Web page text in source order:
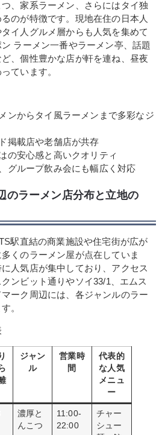
、家系ラーメン、さらにはタイ独
のが特徴です。現地在住の日本人
イ人グルメ層からも人気を集めて
ラーメン一番やラーメン亭、話題
、個性豊かな店が軒を連ね、昼夜
ています。
ンからタイ風ラーメンまで多彩なジ
掲載店や老舗店が共存
の安心感と高いクオリティ
グループ飲み会にも幅広く対応
のラーメン店分布と立地の
駅直結の商業施設や住宅街が広が
くのラーメン屋が点在していま
人気店が集中しており、アクセス
ンビット通りやソイ33/1、エムス
ーク周辺には、各ジャンルのラー
。
ジャン
ル
営業時
間
代表的
な人気
メニュ
ー
濃厚と
んこつ
11:00-
22:00
チャー
シュー